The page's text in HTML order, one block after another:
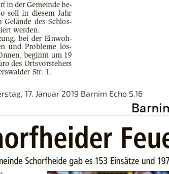
17. Januar 2019 Barnim Echo S.16